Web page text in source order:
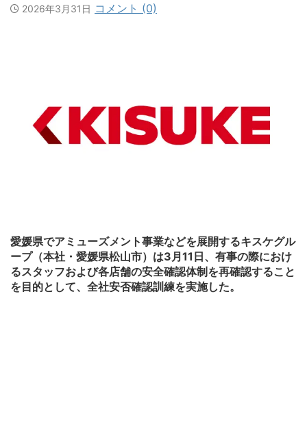
2026年3月31日 コメント (0)
愛媛県でアミューズメント事業などを展開するキスケグル
ープ（本社・愛媛県松山市）は3月11日、有事の際におけ
るスタッフおよび各店舗の安全確認体制を再確認すること
を目的として、全社安否確認訓練を実施した。